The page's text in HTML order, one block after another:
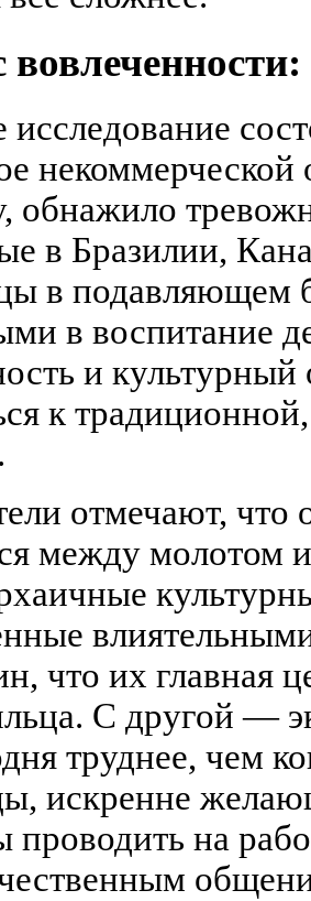
исследование
обнажило
в Бразилии,
в подавляющем
в воспитание
и
к
отмечают,
между молотом
что их главная
С другой —
труднее, чем
искренне
на